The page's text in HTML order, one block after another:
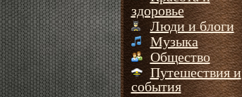
здоровье
Люди и блоги
Музыка
Общество
Путешествия и
события